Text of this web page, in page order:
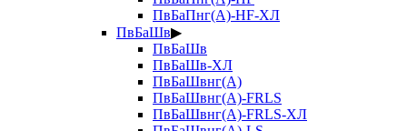
ПвБаПнг(А)-HF-ХЛ
ПвБаШв▶
ПвБаШв
ПвБаШв-ХЛ
ПвБаШвнг(А)
ПвБаШвнг(А)-FRLS
ПвБаШвнг(А)-FRLS-ХЛ